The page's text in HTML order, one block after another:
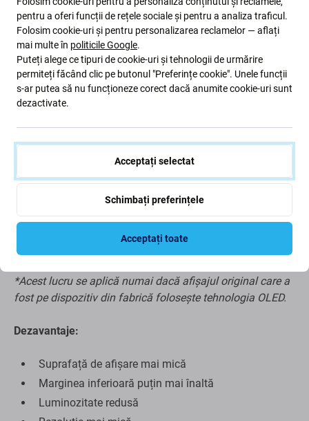
Avantajele și dezavantajele enumerate mai jos sunt
comparate cu afișajul producătorului original.
Avantaje:
Senzor de proximitate și iluminare
Consum mai mic de baterie în comparație cu un
afișaj TFT aftermarket
*Acest lucru se aplică numai dacă afișajul original care a
fost pe dispozitiv din fabrică folosește tehnologia OLED.
Dezavantaje:
Suprafață de afișare mai mică
Marginea inferioară puțin mai înaltă
Luminozitate redusă
pentru a oferi funcții de rețele sociale și pentru a analiza traficul.
Folosim cookie-uri și pentru personalizarea reclamelor — aflați
mai multe în politicile Google.
Puteți alege ce tipuri de cookie-uri și tehnologii de urmărire
permiteți făcând clic pe butonul "Preferințe cookie". Unele funcții
s-ar putea să nu funcționeze corect dacă anumite cookie-uri sunt
dezactivate.
Acceptați selectat
Schimbați preferințele
Acceptați toate